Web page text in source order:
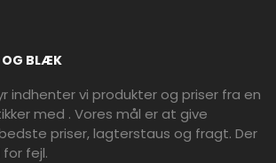
OG BLÆK
indhenter vi produkter og priser fra en
med . Vores mål er at give
priser, lagterstaus og fragt. Der
fejl.